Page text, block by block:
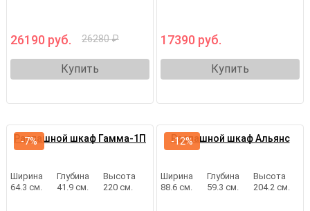
26190 руб. 26280 ₽
Купить
17390 руб.
Купить
Распашной шкаф Гамма-1П
Ширина
64.3 см.
Глубина
41.9 см.
Высота
220 см.
-7% Распашной шкаф Альянс
Ширина
88.6 см.
Глубина
59.3 см.
Высота
204.2 см.
-12%